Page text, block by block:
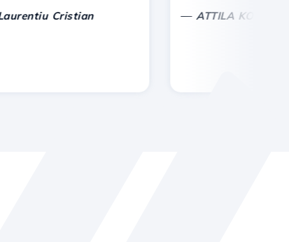
Cristian ATTILA KOLES